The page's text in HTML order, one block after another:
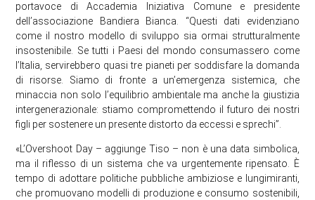
portavoce di Accademia Iniziativa Comune e presidente
dell’associazione Bandiera Bianca. “Questi dati evidenziano
come il nostro modello di sviluppo sia ormai strutturalmente
insostenibile. Se tutti i Paesi del mondo consumassero come
l’Italia, servirebbero quasi tre pianeti per soddisfare la domanda
di risorse. Siamo di fronte a un’emergenza sistemica, che
minaccia non solo l’equilibrio ambientale ma anche la giustizia
intergenerazionale: stiamo compromettendo il futuro dei nostri
figli per sostenere un presente distorto da eccessi e sprechi”.
«L’Overshoot Day – aggiunge Tiso – non è una data simbolica,
ma il riflesso di un sistema che va urgentemente ripensato. È
tempo di adottare politiche pubbliche ambiziose e lungimiranti,
che promuovano modelli di produzione e consumo sostenibili,